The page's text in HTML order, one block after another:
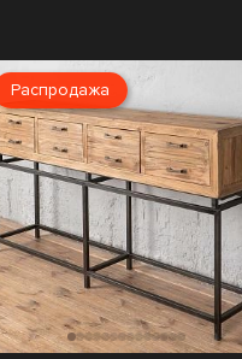
Распродажа